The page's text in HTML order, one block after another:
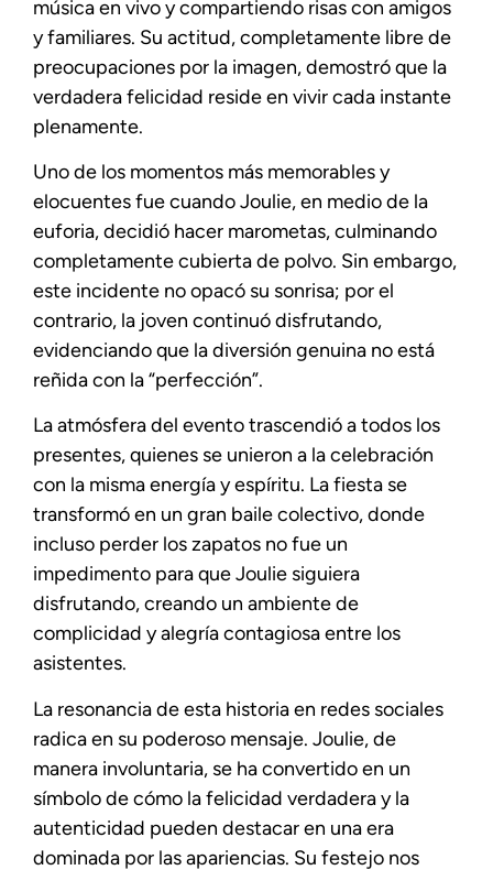
música en vivo y compartiendo risas con amigos
y familiares. Su actitud, completamente libre de
preocupaciones por la imagen, demostró que la
verdadera felicidad reside en vivir cada instante
plenamente.
Uno de los momentos más memorables y
elocuentes fue cuando Joulie, en medio de la
euforia, decidió hacer marometas, culminando
completamente cubierta de polvo. Sin embargo,
este incidente no opacó su sonrisa; por el
contrario, la joven continuó disfrutando,
evidenciando que la diversión genuina no está
reñida con la “perfección”.
La atmósfera del evento trascendió a todos los
presentes, quienes se unieron a la celebración
con la misma energía y espíritu. La fiesta se
transformó en un gran baile colectivo, donde
incluso perder los zapatos no fue un
impedimento para que Joulie siguiera
disfrutando, creando un ambiente de
complicidad y alegría contagiosa entre los
asistentes.
La resonancia de esta historia en redes sociales
radica en su poderoso mensaje. Joulie, de
manera involuntaria, se ha convertido en un
símbolo de cómo la felicidad verdadera y la
autenticidad pueden destacar en una era
dominada por las apariencias. Su festejo nos